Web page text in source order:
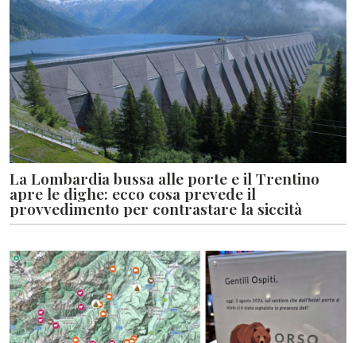
La Lombardia bussa alle porte e il Trentino
apre le dighe: ecco cosa prevede il
provvedimento per contrastare la siccità